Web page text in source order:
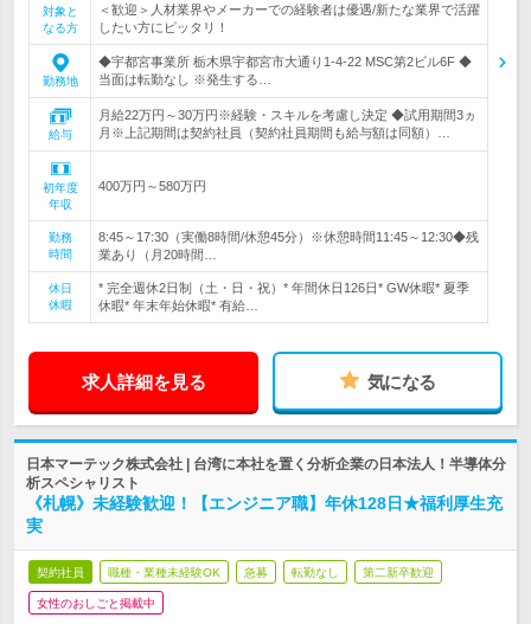
対象と
なる方
＜歓迎＞人材業界やメーカーでの経験者は優遇/新たな業界で活躍
したい方にピッタリ！
勤務地
◆宇都宮事業所 栃木県宇都宮市大通り1-4-22 MSC第2ビル6F ◆
当面は転勤なし ※発生する…
給与
月給22万円～30万円※経験・スキルを考慮し決定 ◆試用期間3ヵ
月※上記期間は契約社員（契約社員期間も給与額は同額）…
初年度
年収
400万円～580万円
勤務
時間
8:45～17:30（実働8時間/休憩45分）※休憩時間11:45～12:30◆残
業あり（月20時間…
休日
休暇
* 完全週休2日制（土・日・祝）* 年間休日126日* GW休暇* 夏季
休暇* 年末年始休暇* 有給…
求人詳細を見る 気になる
日本マーテック株式会社 | 台湾に本社を置く分析企業の日本法人！半導体分
析スペシャリスト
《札幌》未経験歓迎！【エンジニア職】年休128日★福利厚生充
実
契約社員 職種・業種未経験OK 急募 転勤なし 第二新卒歓迎
女性のおしごと掲載中